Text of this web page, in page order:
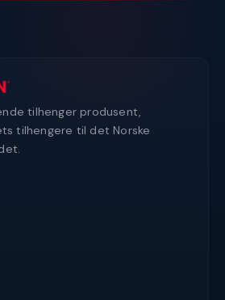
tilhenger produsent,
tilhengere til det Norske